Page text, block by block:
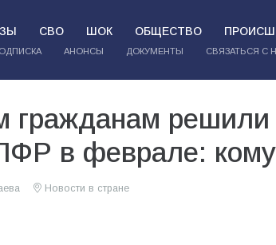
СВО ШОК ОБЩЕСТВО
АНОНСЫ ДОКУМЕНТЫ СВЯЗАТЬСЯ С
гражданам
в феврале: кому
Новости в стране